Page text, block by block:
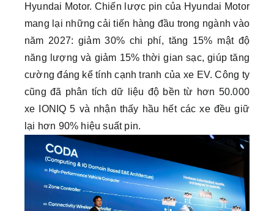
Hyundai Motor. Chiến lược pin của Hyundai Motor
mang lại những cải tiến hàng đầu trong ngành vào
năm 2027: giảm 30% chi phí, tăng 15% mật độ
năng lượng và giảm 15% thời gian sạc, giúp tăng
cường đáng kể tính cạnh tranh của xe EV. Công ty
cũng đã phân tích dữ liệu độ bền từ hơn 50.000
xe IONIQ 5 và nhận thấy hầu hết các xe đều giữ
lại hơn 90% hiệu suất pin.